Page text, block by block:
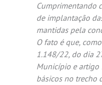
Cumprimentando
de implantação
mantidas pela
O fato é que,
1.148/22, do dia
Município e artigo
básicos no trecho